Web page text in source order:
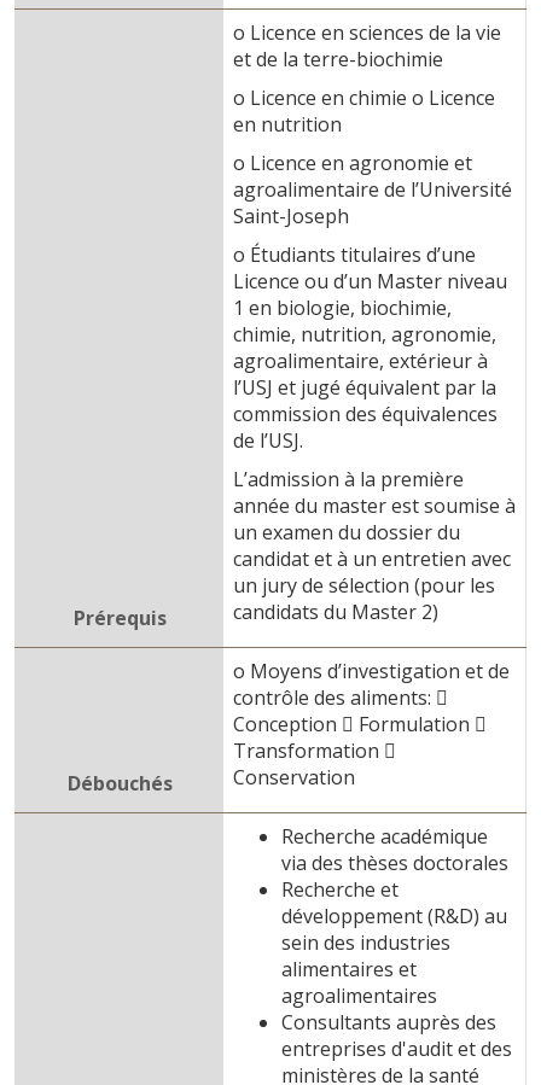
Prérequis
o Licence en sciences de la vie
et de la terre-biochimie
o Licence en chimie o Licence
en nutrition
o Licence en agronomie et
agroalimentaire de l’Université
Saint-Joseph
o Étudiants titulaires d’une
Licence ou d’un Master niveau
1 en biologie, biochimie,
chimie, nutrition, agronomie,
agroalimentaire, extérieur à
l’USJ et jugé équivalent par la
commission des équivalences
de l’USJ.
L’admission à la première
année du master est soumise à
un examen du dossier du
candidat et à un entretien avec
un jury de sélection (pour les
candidats du Master 2)
Débouchés
o Moyens d’investigation et de
contrôle des aliments: 
Conception  Formulation 
Transformation 
Conservation
Recherche académique
via des thèses doctorales
Recherche et
développement (R&D) au
sein des industries
alimentaires et
agroalimentaires
Consultants auprès des
entreprises d'audit et des
ministères de la santé